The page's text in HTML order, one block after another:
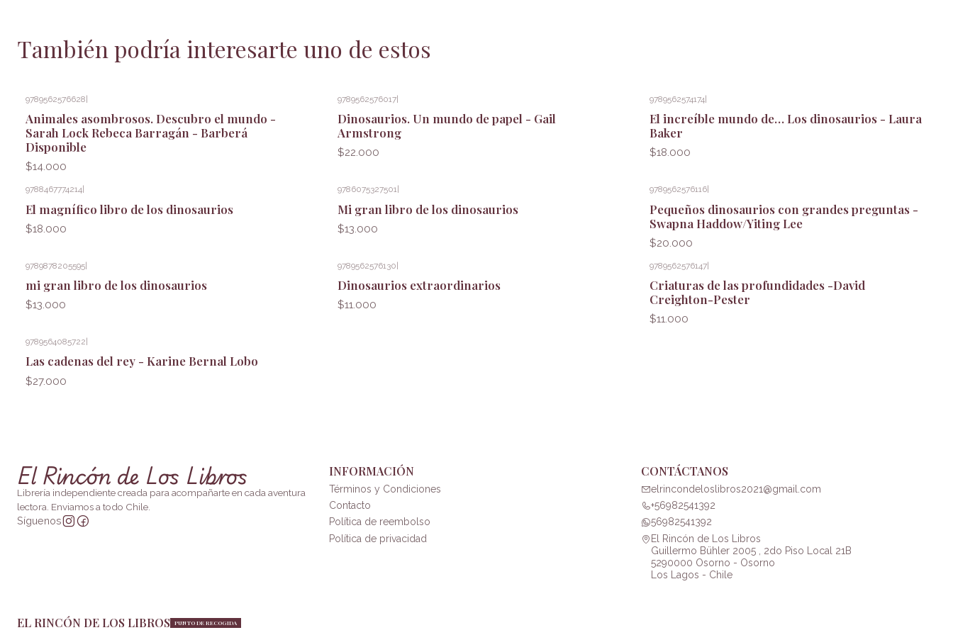
También podría interesarte uno de estos
9789562576628
Animales asombrosos. Descubro el mundo -
Sarah Lock Rebeca Barragán - Barberá
Disponible
$14.000
9789562576017|
Dinosaurios. Un mundo de papel - Gail
Armstrong
$22.000
9789562574174|
El increíble mundo de… Los dinosaurios - Laura
Baker
$18.000
9788467774214
El magnífico libro de los dinosaurios
$18.000
9786075327501|
Mi gran libro de los dinosaurios
$13.000
9789562576116|
Pequeños dinosaurios con grandes preguntas -
Swapna Haddow/Yiting Lee
$20.000
9789878205595|
mi gran libro de los dinosaurios
$13.000
9789562576130|
Dinosaurios extraordinarios
$11.000
9789562576147|
Criaturas de las profundidades -David
Creighton-Pester
$11.000
9789564085722
Las cadenas del rey - Karine Bernal Lobo
$27.000
El Rincón de Los Libros
Librería independiente creada para acompañarte en cada aventura
lectora. Enviamos a todo Chile.
Síguenos
INFORMACIÓN
Términos y Condiciones
Contacto
Política de reembolso
Política de privacidad
CONTÁCTANOS
elrincondeloslibros2021@gmail.com
+56982541392
56982541392
El Rincón de Los Libros
Guillermo Bühler 2005 , 2do Piso Local 21B
5290000 Osorno - Osorno
Los Lagos - Chile
EL RINCÓN DE LOS LIBROS PUNTO DE RECOGIDA